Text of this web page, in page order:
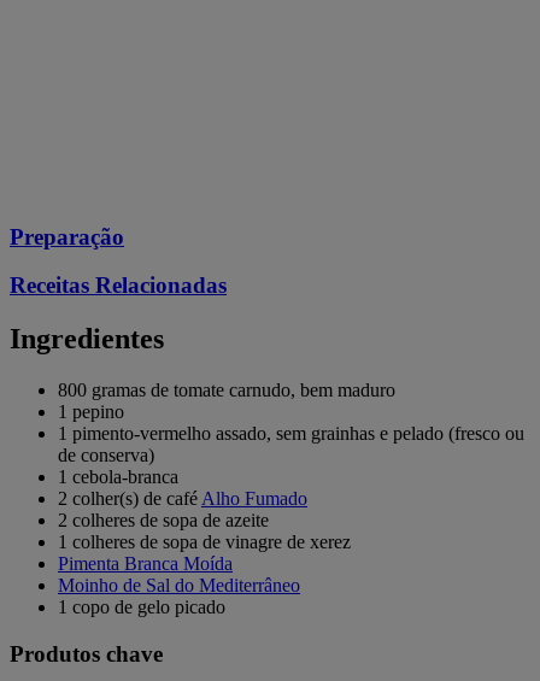
Preparação
Receitas Relacionadas
Ingredientes
800 gramas de tomate carnudo, bem maduro
1 pepino
1 pimento-vermelho assado, sem grainhas e pelado (fresco ou
de conserva)
1 cebola-branca
2 colher(s) de café Alho Fumado
2 colheres de sopa de azeite
1 colheres de sopa de vinagre de xerez
Pimenta Branca Moída
Moinho de Sal do Mediterrâneo
1 copo de gelo picado
Produtos chave